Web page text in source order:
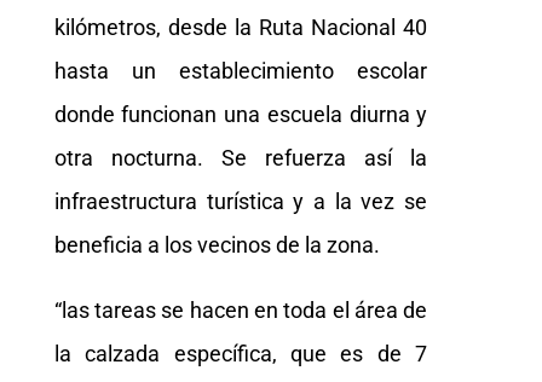
kilómetros, desde la Ruta Nacional 40
hasta un establecimiento escolar
donde funcionan una escuela diurna y
otra nocturna. Se refuerza así la
infraestructura turística y a la vez se
beneficia a los vecinos de la zona.
“las tareas se hacen en toda el área de
la calzada específica, que es de 7